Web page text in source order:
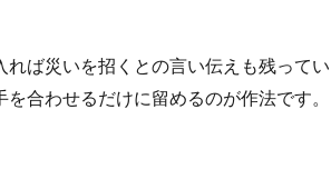
ば災いを招くとの言い伝えも残ってい
合わせるだけに留めるのが作法です。